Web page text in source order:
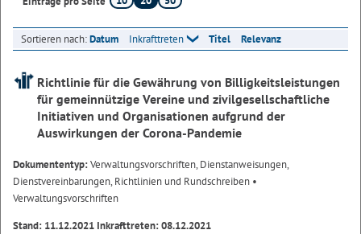
Sortieren nach:Datum Inkrafttreten Titel Relevanz
Richtlinie für die Gewährung von Billigkeitsleistungen
für gemeinnützige Vereine und zivilgesellschaftliche
Initiativen und Organisationen aufgrund der
Auswirkungen der Corona-Pandemie
Dokumententyp:Verwaltungsvorschriften, Dienstanweisungen,
Dienstvereinbarungen, Richtlinien und Rundschreiben •
Verwaltungsvorschriften
Stand: 11.12.2021 Inkrafttreten: 08.12.2021